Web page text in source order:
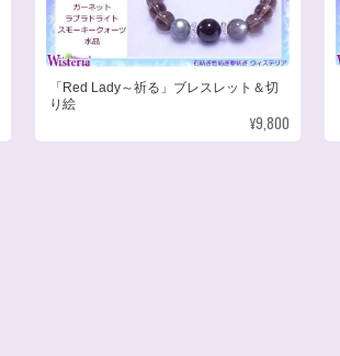
「Red Lady～祈る」ブレスレット＆切
り絵
¥9,800